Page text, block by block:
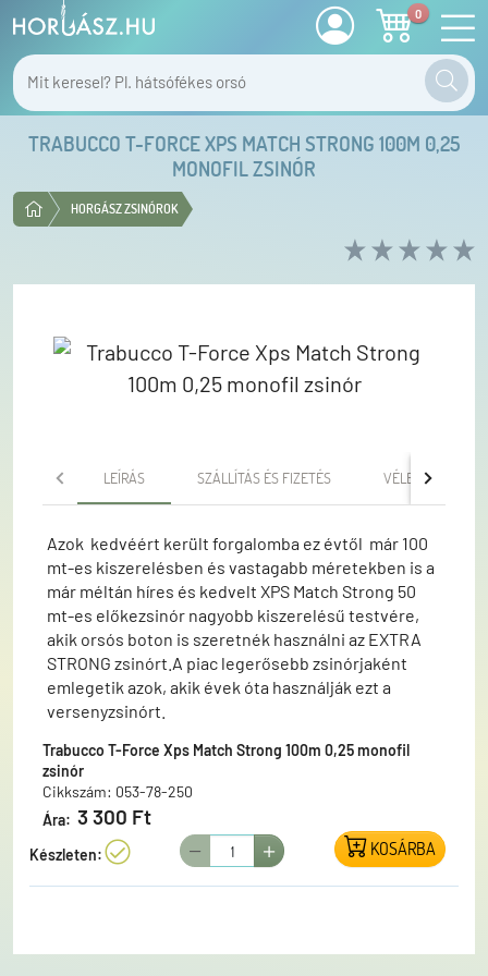
0
TRABUCCO T-FORCE XPS MATCH STRONG 100M 0,25
MONOFIL ZSINÓR
HORGÁSZ ZSINÓROK
LEÍRÁS SZÁLLÍTÁS ÉS FIZETÉS VÉLEMÉNYEK
Azok kedvéért került forgalomba ez évtől már 100
mt-es kiszerelésben és vastagabb méretekben is a
már méltán híres és kedvelt XPS Match Strong 50
mt-es előkezsinór nagyobb kiszerelésű testvére,
akik orsós boton is szeretnék használni az EXTRA
STRONG zsinórt.A piac legerősebb zsinórjaként
emlegetik azok, akik évek óta használják ezt a
versenyzsinórt.
Trabucco T-Force Xps Match Strong 100m 0,25 monofil
zsinór
Cikkszám: 053-78-250
Ára: 3 300 Ft
Készleten: KOSÁRBA